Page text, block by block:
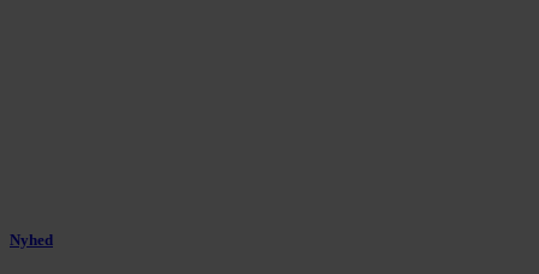
Nyhed